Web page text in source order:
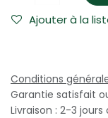
Ajouter à la
Conditions
Garantie satisfait
Livraison : 2-3 jours